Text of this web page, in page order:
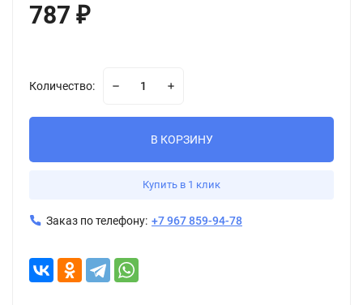
787 ₽
Количество:
В КОРЗИНУ
Купить в 1 клик
Заказ по телефону: +7 967 859-94-78